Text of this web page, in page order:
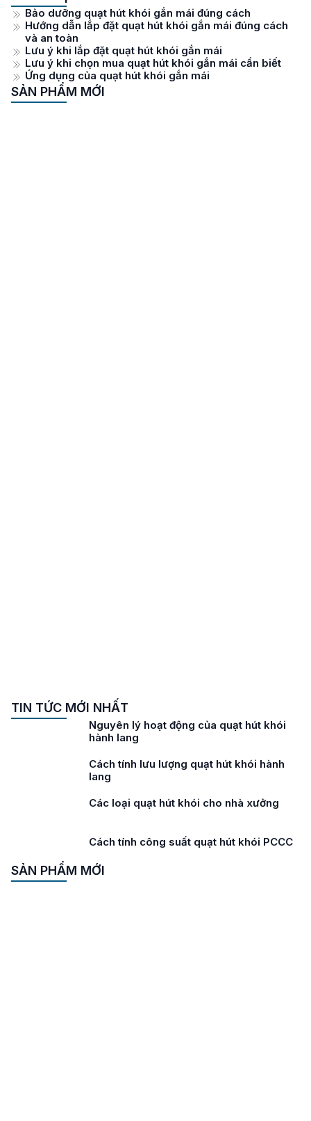
Bảo dưỡng quạt hút khói gắn mái đúng cách
Hướng dẫn lắp đặt quạt hút khói gắn mái đúng cách
và an toàn
Lưu ý khi lắp đặt quạt hút khói gắn mái
Lưu ý khi chọn mua quạt hút khói gắn mái cần biết
Ứng dụng của quạt hút khói gắn mái
SẢN PHẨM MỚI
TIN TỨC MỚI NHẤT
Nguyên lý hoạt động của quạt hút khói
hành lang
Cách tính lưu lượng quạt hút khói hành
lang
Các loại quạt hút khói cho nhà xưởng
Cách tính công suất quạt hút khói PCCC
SẢN PHẨM MỚI